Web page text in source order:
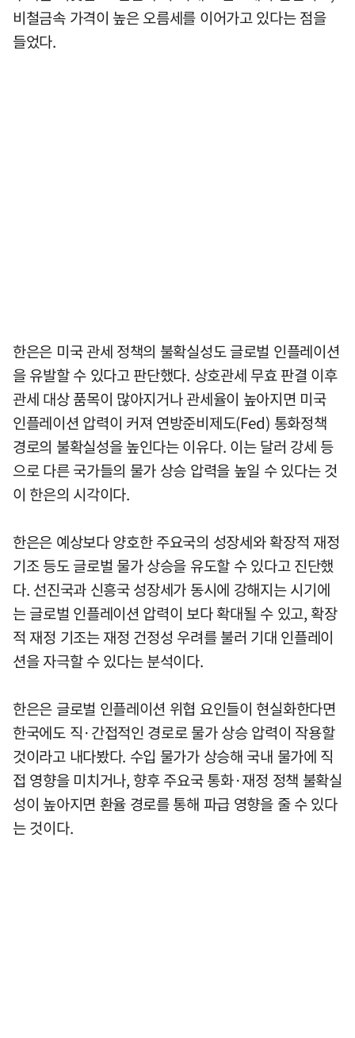
비철금속 가격이 높은 오름세를 이어가고 있다는 점을
들었다.
한은은 미국 관세 정책의 불확실성도 글로벌 인플레이션
을 유발할 수 있다고 판단했다. 상호관세 무효 판결 이후
관세 대상 품목이 많아지거나 관세율이 높아지면 미국
인플레이션 압력이 커져 연방준비제도(Fed) 통화정책
경로의 불확실성을 높인다는 이유다. 이는 달러 강세 등
으로 다른 국가들의 물가 상승 압력을 높일 수 있다는 것
이 한은의 시각이다.
한은은 예상보다 양호한 주요국의 성장세와 확장적 재정
기조 등도 글로벌 물가 상승을 유도할 수 있다고 진단했
다. 선진국과 신흥국 성장세가 동시에 강해지는 시기에
는 글로벌 인플레이션 압력이 보다 확대될 수 있고, 확장
적 재정 기조는 재정 건정성 우려를 불러 기대 인플레이
션을 자극할 수 있다는 분석이다.
한은은 글로벌 인플레이션 위협 요인들이 현실화한다면
한국에도 직·간접적인 경로로 물가 상승 압력이 작용할
것이라고 내다봤다. 수입 물가가 상승해 국내 물가에 직
접 영향을 미치거나, 향후 주요국 통화·재정 정책 불확실
성이 높아지면 환율 경로를 통해 파급 영향을 줄 수 있다
는 것이다.